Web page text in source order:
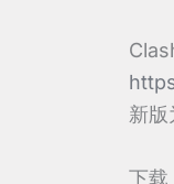
新版
下载